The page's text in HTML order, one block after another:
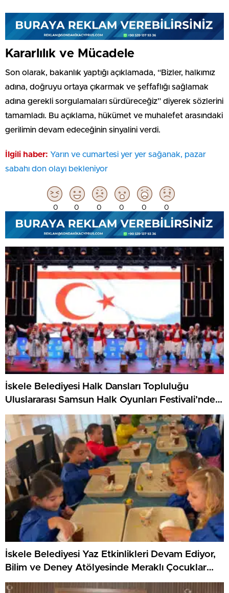
Kararlılık ve Mücadele
Son olarak, bakanlık yaptığı açıklamada, “Bizler, halkımız
adına, doğruyu ortaya çıkarmak ve şeffaflığı sağlamak
adına gerekli sorgulamaları sürdüreceğiz” diyerek sözlerini
tamamladı. Bu açıklama, hükümet ve muhalefet arasındaki
gerilimin devam edeceğinin sinyalini verdi.
İlgili haber: Yarın ve cumartesi yer yer sağanak, pazar
sabahı don olayı bekleniyor
0 0 0 0 0 0
İskele Belediyesi Halk Dansları Topluluğu
Uluslararası Samsun Halk Oyunları Festivali’nde
KKTC’yi Gururla Temsil Ediyor
İskele Belediyesi Yaz Etkinlikleri Devam Ediyor,
Bilim ve Deney Atölyesinde Meraklı Çocuklar
Öne Çıktı